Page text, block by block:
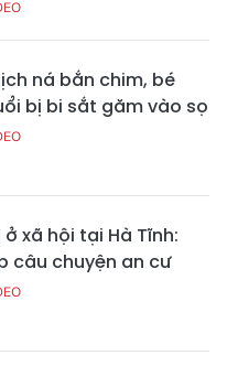
ná bắn chim, bé
bị bi sắt găm vào sọ
ở xã hội tại Hà Tĩnh:
câu chuyện an cư